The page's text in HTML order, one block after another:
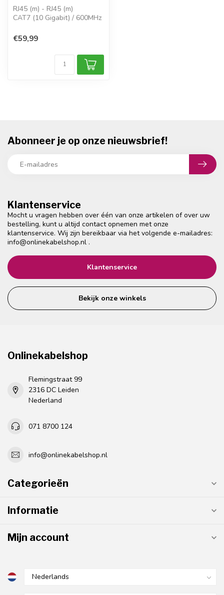
RJ45 (m) - RJ45 (m)
CAT7 (10 Gigabit) / 600MHz
halogeen...
€59,99
Klantenservice
Mocht u vragen hebben over één van onze artikelen of over uw
bestelling, kunt u altijd contact opnemen met onze
klantenservice. Wij zijn bereikbaar via het volgende e-mailadres:
info@onlinekabelshop.nl .
Klantenservice
Bekijk onze winkels
Abonneer je op onze nieuwsbrief!
Onlinekabelshop
Flemingstraat 99
2316 DC Leiden
Nederland
071 8700 124
info@onlinekabelshop.nl
Categorieën
Informatie
Mijn account